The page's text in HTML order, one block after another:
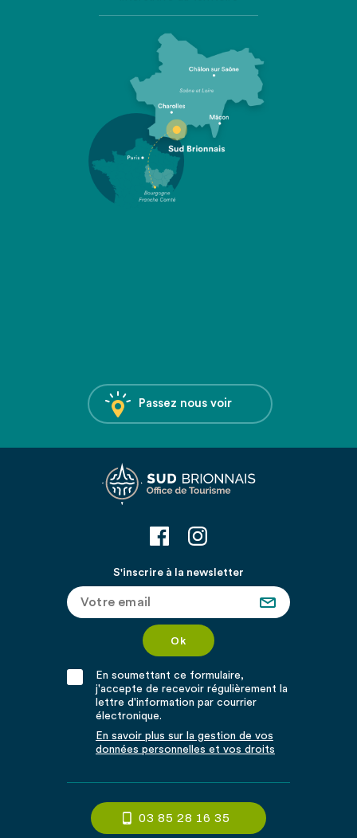
Passez nous voir
S'inscrire à la newsletter
En soumettant ce formulaire,
j'accepte de recevoir régulièrement la
lettre d'information par courrier
électronique.
En savoir plus sur la gestion de vos
données personnelles et vos droits
03 85 28 16 35